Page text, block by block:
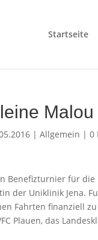
Startseite
Malou
| Allgemein | 0
Benefizturnier für
der Uniklinik Jena.
Fahrten finanziell
Plauen, das